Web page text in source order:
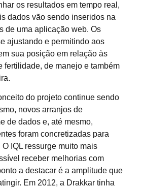
os resultados em tempo real,
dados vão sendo inseridos na
de uma aplicação web. Os
ajustando e permitindo aos
sua posição em relação às
fertilidade, de manejo e também
do projeto continue sendo
novos arranjos de
de dados e, até mesmo,
foram concretizadas para
IQL ressurge muito mais
receber melhorias com
a destacar é a amplitude que
Em 2012, a Drakkar tinha